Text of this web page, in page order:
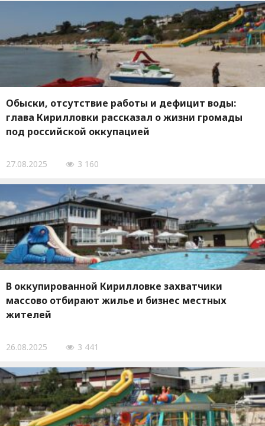
Обыски, отсутствие работы и дефицит воды:
глава Кирилловки рассказал о жизни громады
под российской оккупацией
27.08.2025 3 160
В оккупированной Кирилловке захватчики
массово отбирают жилье и бизнес местных
жителей
26.08.2025 3 441